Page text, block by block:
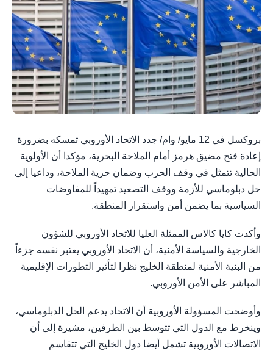
بروكسل في 12 مايو/ وام/ جدد الاتحاد الأوروبي تمسكه بضرورة
إعادة فتح مضيق هرمز أمام الملاحة البحرية، مؤكدا أن الأولوية
الحالية تتمثل في وقف الحرب وضمان حرية الملاحة، وداعيا إلى
حل دبلوماسي للأزمة ووقف التصعيد تمهيداً للمفاوضات
السياسية بما يضمن أمن واستقرار المنطقة.
وأكدت كايا كالاس الممثلة العليا للاتحاد الأوروبي للشؤون
الخارجية والسياسة الأمنية، أن الاتحاد الأوروبي يعتبر نفسه جزءاً
من البنية الأمنية لمنطقة الخليج نظرا لتأثير التطورات الإقليمية
المباشر على الأمن الأوروبي.
وأوضحت المسؤولة الأوروبية أن الاتحاد يدعم الحل الدبلوماسي،
وينخرط مع الدول التي تتوسط بين الطرفين، مشيرة إلى أن
الاتصالات الأوروبية تشمل أيضا دول الخليج التي تتقاسم